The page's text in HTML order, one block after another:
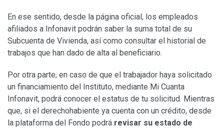
En ese sentido, desde la página oficial, los empleados
afiliados a Infonavit podrán saber la suma total de su
Subcuenta de Vivienda, así como consultar el historial de
trabajos que han dado de alta al beneficiario.
Por otra parte, en caso de que el trabajador haya solicitado
un financiamiento del Instituto, mediante Mi Cuanta
Infonavit, podrá conocer el estatus de tu solicitud. Mientras
que, si el derechohabiente ya cuenta con un crédito, desde
la plataforma del Fondo podrá revisar su estado de